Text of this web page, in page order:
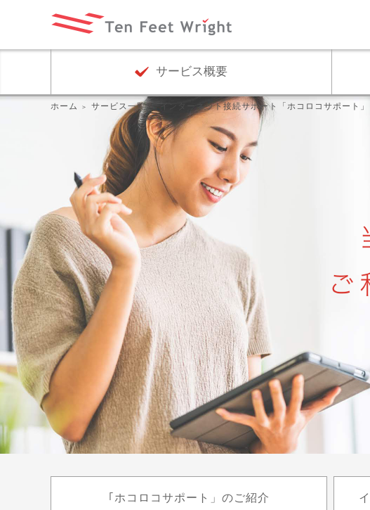
サービス概要
ホーム サービス一覧 インターネット接続サポート「ホコロコサポート」
｢ホコロコサポート」のご紹介